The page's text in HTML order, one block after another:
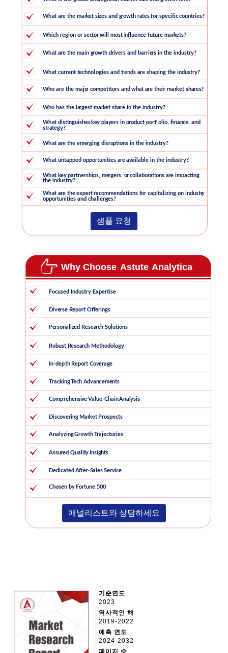
샘플 요청
애널리스트와 상담하세요
기준연도
2023
역사적인 해
2019-2022
예측 연도
2024-2032
페이지 수